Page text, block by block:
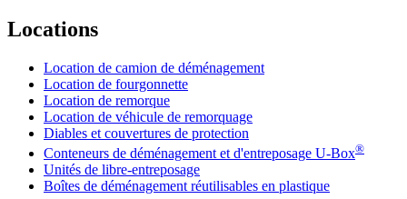
Locations
Location de camion de déménagement
Location de fourgonnette
Location de remorque
Location de véhicule de remorquage
Diables et couvertures de protection
Conteneurs de déménagement et d'entreposage U-Box®
Unités de libre-entreposage
Boîtes de déménagement réutilisables en plastique